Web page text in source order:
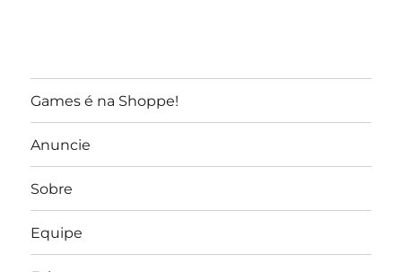
Games é na Shoppe!
Anuncie
Sobre
Equipe